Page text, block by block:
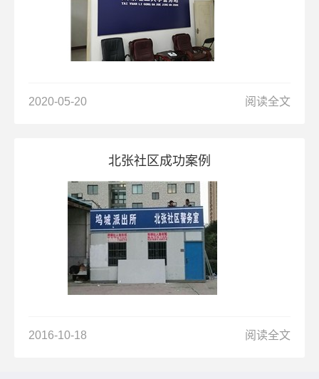
2020-05-20 阅读全文
北张社区成功案例
2016-10-18 阅读全文